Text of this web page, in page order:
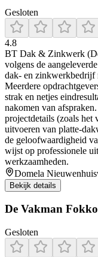
Gesloten
4.8
BT Dak & Zinkwerk
volgens de
dak- en zinkwerkbedrijf
Meerdere
strak en netjes
nakomen van
projectdetails (zoals het
uitvoeren van platte-
de geloofwaardigheid
wijst op professionele
werkzaamheden.
Domela
Bekijk details
De Vakman
Gesloten